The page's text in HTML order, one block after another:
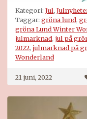
Kategori: Jul,
Taggar: gröna lund,
gröna Lund Winter
julmarknad, jul på
2022, julmarknad på
Wonderland
21 juni, 2022